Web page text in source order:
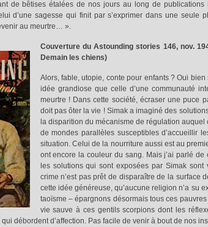
de bêtises étalées de nos jours au long de
d’une sagesse qui finit par s’exprimer dans une seule
au meurtre… ».
Couverture du Astounding stories 146, nov.
Demain les chiens)
Alors, fable, utopie, conte pour enfants ? Oui
idée grandiose que celle d’une communauté
meurtre ! Dans cette société, écraser une puce
doit pas ôter la vie ! Simak a imaginé des
la disparition du mécanisme de régulation
de mondes parallèles susceptibles d’accueillir
situation. Celui de la nourriture aussi est au
ont encore la couleur du sang. Mais j’ai parlé
les solutions qui sont exposées par Simak
crime n’est pas prêt de disparaître de la surface
cette idée généreuse, qu’aucune religion n’a su
taoïsme – épargnons désormais tous ces
vie sauve à ces gentils scorpions dont les
débordent d’affection. Pas facile de venir à bout de nos